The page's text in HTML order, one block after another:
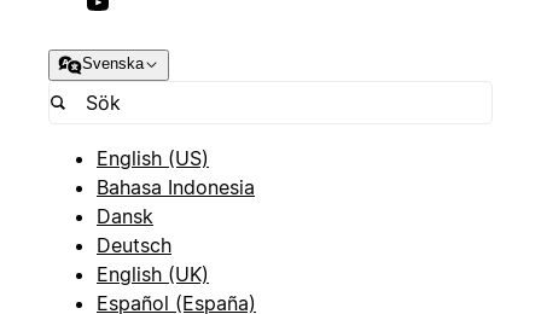
Svenska
English (US)
Bahasa Indonesia
Dansk
Deutsch
English (UK)
Español (España)